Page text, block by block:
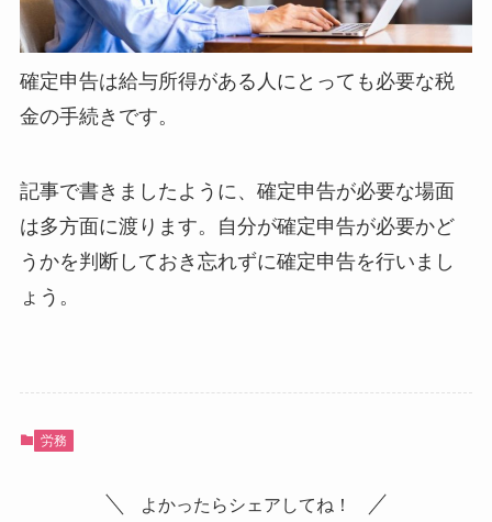
確定申告は給与所得がある人にとっても必要な税
金の手続きです。
記事で書きましたように、確定申告が必要な場面
は多方面に渡ります。自分が確定申告が必要かど
うかを判断しておき忘れずに確定申告を行いまし
ょう。
労務
よかったらシェアしてね！